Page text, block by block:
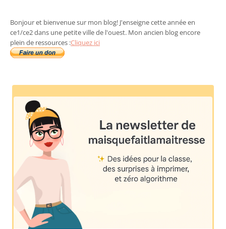
Bonjour et bienvenue sur mon blog! J'enseigne cette année en
ce1/ce2 dans une petite ville de l'ouest. Mon ancien blog encore
plein de ressources :Cliquez ici